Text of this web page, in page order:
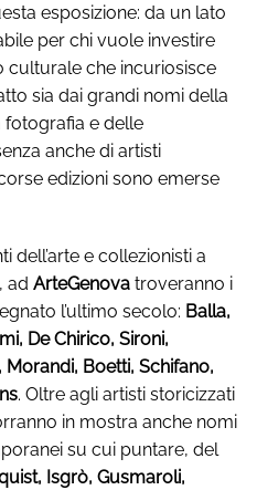
esposizione: da un lato
per chi vuole investire
culturale che incuriosisce
sia dai grandi nomi della
e delle
anche di artisti
edizioni sono emerse
dell’arte e collezionisti a
ad ArteGenova troveranno i
l’ultimo secolo: Balla,
De Chirico, Sironi,
Boetti, Schifano,
. Oltre agli artisti storicizzati
in mostra anche nomi
su cui puntare, del
Isgrò, Gusmaroli,